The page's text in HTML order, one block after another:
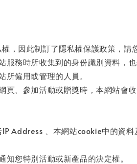
，因此制訂了隱私權保護政策，請
務時所收集到的身份識別資料，
僱用或管理的人員。
頁、參加活動或贈獎時，本網站會
Address 、本網站cookie中的資
您特別活動或新產品的決定權。